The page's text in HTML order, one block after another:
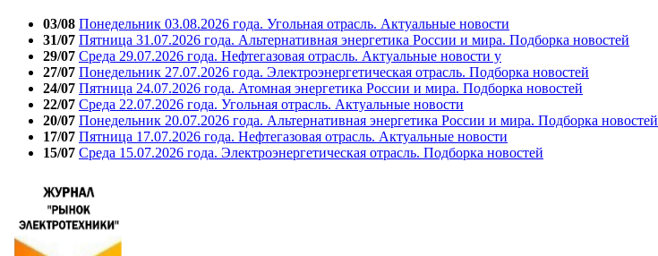
03/08 Понедельник 03.08.2026 года. Угольная отрасль. Актуальные новости
31/07 Пятница 31.07.2026 года. Альтернативная энергетика России и мира. Подборка новостей
29/07 Среда 29.07.2026 года. Нефтегазовая отрасль. Актуальные новости у
27/07 Понедельник 27.07.2026 года. Электроэнергетическая отрасль. Подборка новостей
24/07 Пятница 24.07.2026 года. Атомная энергетика России и мира. Подборка новостей
22/07 Среда 22.07.2026 года. Угольная отрасль. Актуальные новости
20/07 Понедельник 20.07.2026 года. Альтернативная энергетика России и мира. Подборка новостей
17/07 Пятница 17.07.2026 года. Нефтегазовая отрасль. Актуальные новости
15/07 Среда 15.07.2026 года. Электроэнергетическая отрасль. Подборка новостей